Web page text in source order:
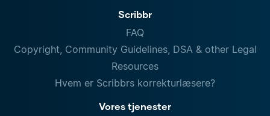
Scribbr
FAQ
Copyright, Community Guidelines, DSA & other Legal
Resources
Hvem er Scribbrs korrekturlæsere?
Vores tjenester